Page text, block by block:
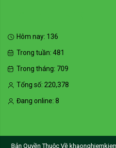
Hôm nay: 136
Trong tuần: 481
Trong tháng: 709
Tổng số: 220,378
Đang online: 8
Bản Quyền Thuộc Về